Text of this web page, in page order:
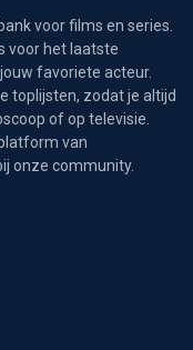
voor films en series.
voor het laatste
favoriete acteur.
toplijsten, zodat je altijd
of op televisie.
van
onze community.